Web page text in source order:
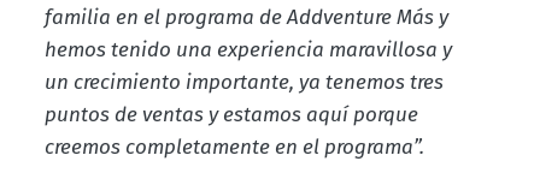
familia en el programa de Addventure Más y
hemos tenido una experiencia maravillosa y
un crecimiento importante, ya tenemos tres
puntos de ventas y estamos aquí porque
creemos completamente en el programa”.